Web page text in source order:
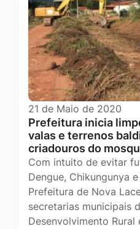
21 de Maio de 2020
Prefeitura inicia
valas e terrenos
criadouros do
Com intuito de evitar
Dengue, Chikungunya
Prefeitura de Nova
secretarias municipais
Desenvolvimento Rural